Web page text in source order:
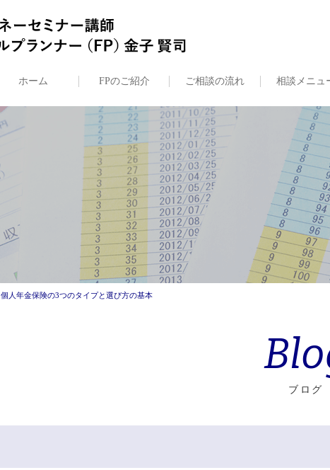
ホーム FPのご紹介 ご相談の流れ 相談メニュ
個人年金保険の3つのタイプと選び方の基本
ブログ